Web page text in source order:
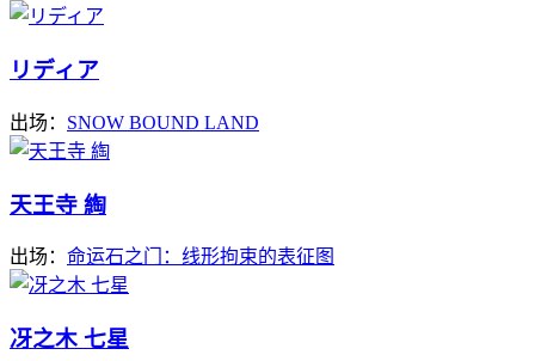
リディア
出场： SNOW BOUND LAND
天王寺 綯
出场： 命运石之门：线形拘束的表征图
冴之木 七星